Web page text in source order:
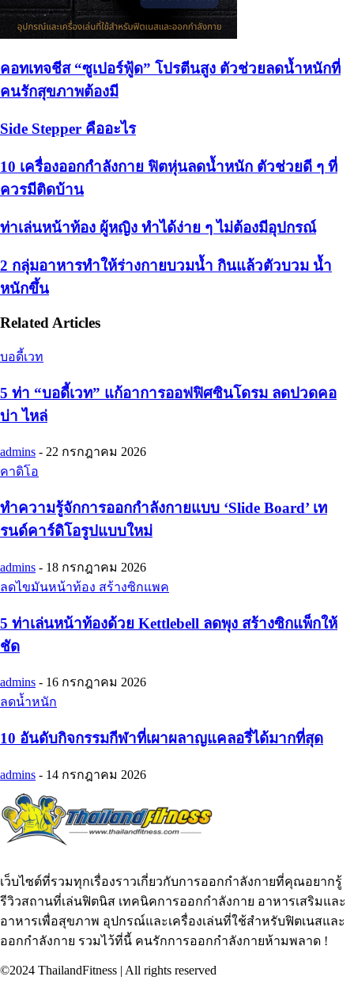
คอทเทจชีส “ซูเปอร์ฟู้ด” โปรตีนสูง ตัวช่วยลดน้ำหนักที่
คนรักสุขภาพต้องมี
Side Stepper คืออะไร
10 เครื่องออกกำลังกาย ฟิตหุ่นลดน้ำหนัก ตัวช่วยดี ๆ ที่
ควรมีติดบ้าน
ท่าเล่นหน้าท้อง ผู้หญิง ทำได้ง่าย ๆ ไม่ต้องมีอุปกรณ์
2 กลุ่มอาหารทำให้ร่างกายบวมน้ำ กินแล้วตัวบวม น้ำ
หนักขึ้น
Related Articles
บอดี้เวท
5 ท่า “บอดี้เวท” แก้อาการออฟฟิศซินโดรม ลดปวดคอ
บ่า ไหล่
admins - 22 กรกฎาคม 2026
คาดิโอ
ทำความรู้จักการออกกำลังกายแบบ ‘Slide Board’ เท
รนด์คาร์ดิโอรูปแบบใหม่
admins - 18 กรกฎาคม 2026
ลดไขมันหน้าท้อง สร้างซิกแพค
5 ท่าเล่นหน้าท้องด้วย Kettlebell ลดพุง สร้างซิกแพ็กให้
ชัด
admins - 16 กรกฎาคม 2026
ลดน้ำหนัก
10 อันดับกิจกรรมกีฬาที่เผาผลาญแคลอรี่ได้มากที่สุด
admins - 14 กรกฎาคม 2026
เว็บไซต์ที่รวมทุกเรื่องราวเกี่ยวกับการออกกำลังกายที่คุณอยากรู้
รีวิวสถานที่เล่นฟิตนิส เทคนิคการออกกำลังกาย อาหารเสริมและ
อาหารเพื่อสุขภาพ อุปกรณ์และเครื่องเล่นที่ใช้สำหรับฟิตเนสและ
ออกกำลังกาย รวมไว้ที่นี้ คนรักการออกกำลังกายห้ามพลาด !
©2024 ThailandFitness | All rights reserved